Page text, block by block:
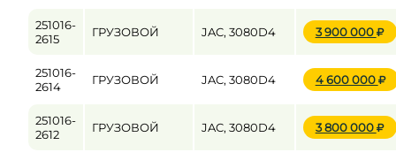
251016-
2615
ГРУЗОВОЙ JAC, 3080D4 3 900 000
251016-
2614
ГРУЗОВОЙ JAC, 3080D4 4 600 000
251016-
2612
ГРУЗОВОЙ JAC, 3080D4 3 800 000